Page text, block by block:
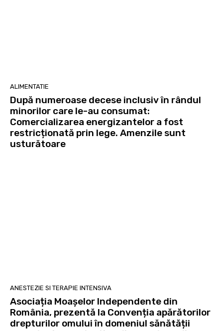
ALIMENTATIE
După numeroase decese inclusiv în rândul
minorilor care le-au consumat:
Comercializarea energizantelor a fost
restricționată prin lege. Amenzile sunt
usturătoare
ANESTEZIE SI TERAPIE INTENSIVA
Asociația Moașelor Independente din
România, prezentă la Convenția apărătorilor
drepturilor omului în domeniul sănătății